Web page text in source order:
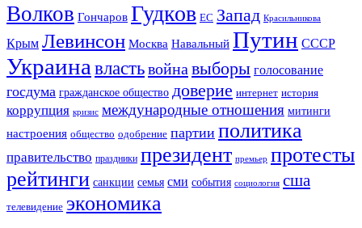
Волков Гончаров Гудков ЕС Запад Красильникова
Крым Левинсон Москва Навальный Путин СССР
Украина властьвойна выборы голосование
госдума гражданское общество доверие интернет история
коррупция кризис международные отношения митинги
настроения общество одобрение партии политика
правительство праздники президент премьер протесты
рейтинги санкции семья сми события социология сша
телевидение экономика